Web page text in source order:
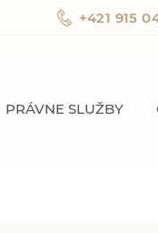
+421 915
PRÁVNE SLUŽBY